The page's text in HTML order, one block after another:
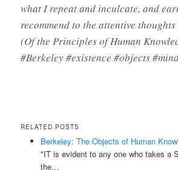
what I repeat and inculcate, and
recommend to the attentive
(Of the Principles of Human
#Berkeley #existence #objects
RELATED POSTS
Berkeley: The Objects of Human
"IT is evident to any one who takes a
the…